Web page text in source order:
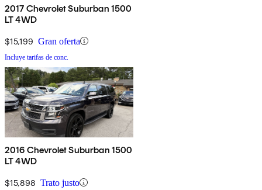
2017 Chevrolet Suburban 1500
LT 4WD
$15,199 Gran oferta
Incluye tarifas de conc.
2016 Chevrolet Suburban 1500
LT 4WD
$15,898 Trato justo